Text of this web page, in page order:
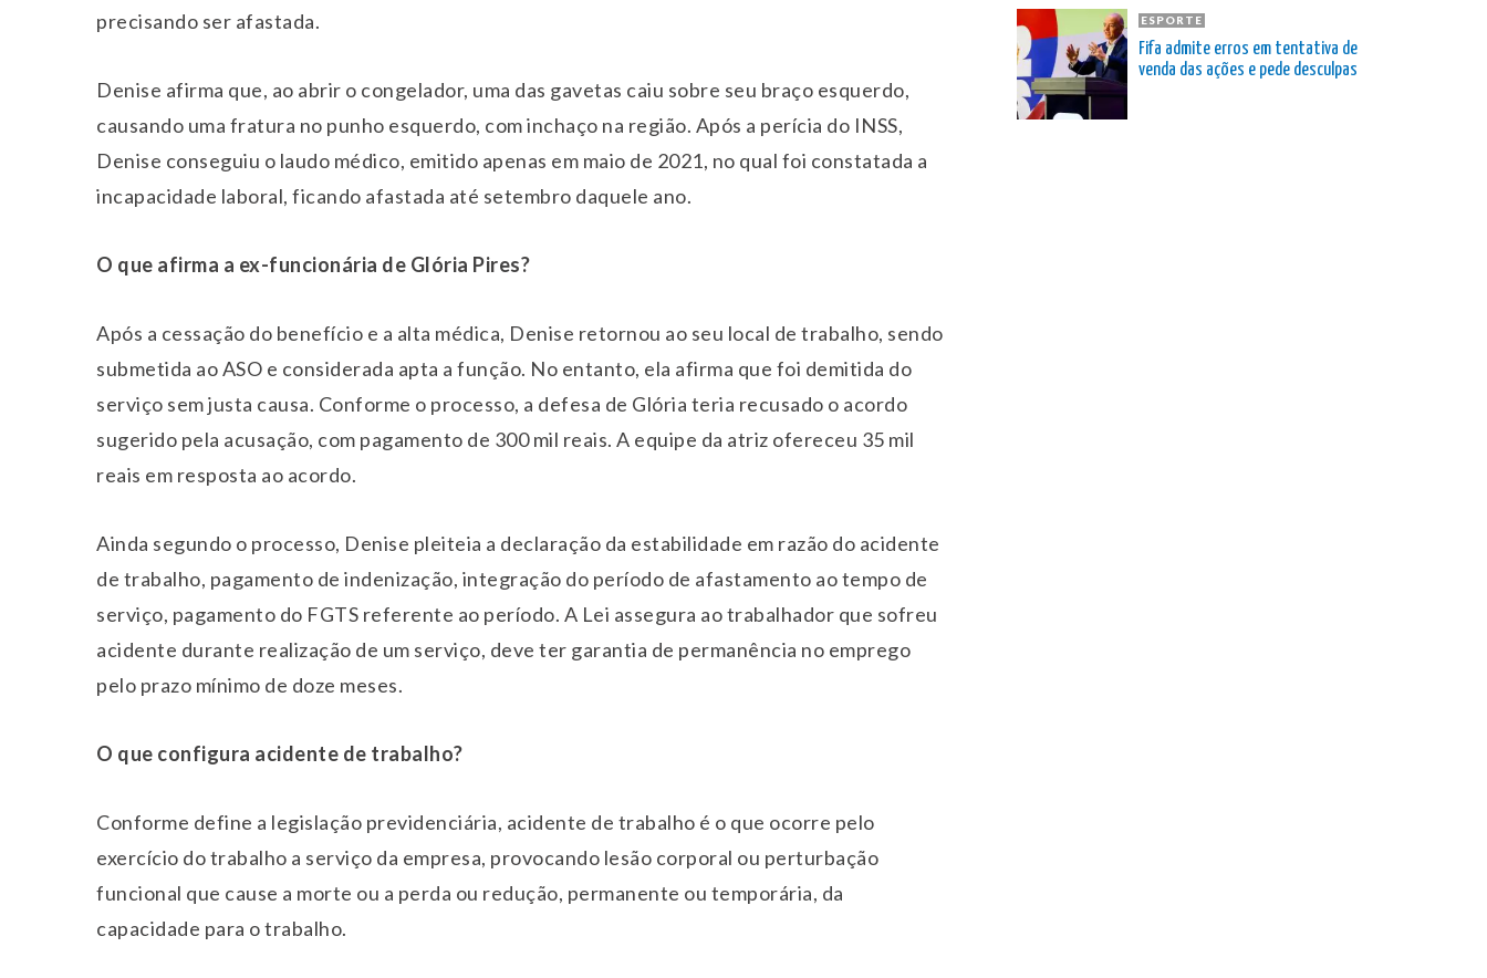
precisando ser afastada.
Denise afirma que, ao abrir o congelador, uma das gavetas caiu sobre seu braço esquerdo,
causando uma fratura no punho esquerdo, com inchaço na região. Após a perícia do INSS,
Denise conseguiu o laudo médico, emitido apenas em maio de 2021, no qual foi constatada a
incapacidade laboral, ficando afastada até setembro daquele ano.
O que afirma a ex-funcionária de Glória Pires?
Após a cessação do benefício e a alta médica, Denise retornou ao seu local de trabalho, sendo
submetida ao ASO e considerada apta a função. No entanto, ela afirma que foi demitida do
serviço sem justa causa. Conforme o processo, a defesa de Glória teria recusado o acordo
sugerido pela acusação, com pagamento de 300 mil reais. A equipe da atriz ofereceu 35 mil
reais em resposta ao acordo.
Ainda segundo o processo, Denise pleiteia a declaração da estabilidade em razão do acidente
de trabalho, pagamento de indenização, integração do período de afastamento ao tempo de
serviço, pagamento do FGTS referente ao período. A Lei assegura ao trabalhador que sofreu
acidente durante realização de um serviço, deve ter garantia de permanência no emprego
pelo prazo mínimo de doze meses.
O que configura acidente de trabalho?
Conforme define a legislação previdenciária, acidente de trabalho é o que ocorre pelo
exercício do trabalho a serviço da empresa, provocando lesão corporal ou perturbação
funcional que cause a morte ou a perda ou redução, permanente ou temporária, da
capacidade para o trabalho.
ESPORTE
Fifa admite erros em tentativa de
venda das ações e pede desculpas